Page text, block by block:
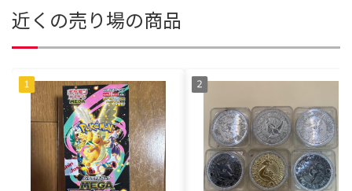
近くの売り場の商品